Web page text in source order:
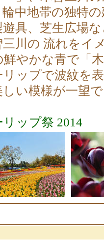
中地帯の独特
遊具、芝生広場
三川の 流れをイ
鮮やかな青で「
リップで波紋を
しい模様が一望
ップ祭 2014